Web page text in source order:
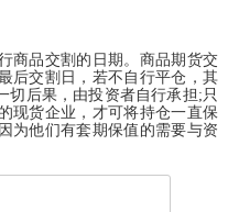
商品交割的日期。商品期货交
后交割日，若不自行平仓，其
切后果，由投资者自行承担;只
现货企业，才可将持仓一直保
为他们有套期保值的需要与资